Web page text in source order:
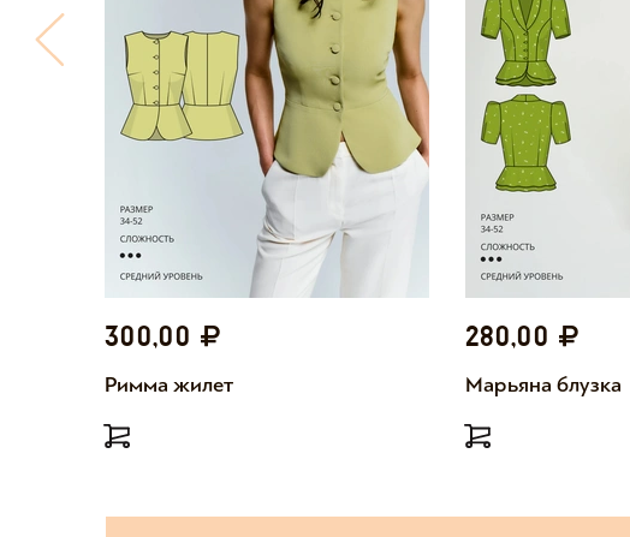
300,00
Римма жилет
280,00
Марьяна блузка